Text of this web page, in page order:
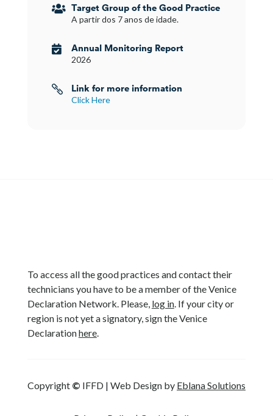
 Target Group of the Good Practice
A partir dos 7 anos de idade.
 Annual Monitoring Report
2026
 Link for more information
Click Here
To access all the good practices and contact their
technicians you have to be a member of the Venice
Declaration Network. Please, log in. If your city or
region is not yet a signatory, sign the Venice
Declarationhere.
Copyright © IFFD | Web Design by Eblana Solutions